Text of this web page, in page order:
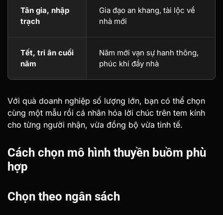
Tân gia, nhập
trạch
Gia đạo an khang, tài lộc về
nhà mới
Tết, tri ân cuối
năm
Năm mới vạn sự hanh thông,
phúc khí đầy nhà
Với quà doanh nghiệp số lượng lớn, bạn có thể chọn
cùng một mẫu rồi cá nhân hóa lời chúc trên tem kính
cho từng người nhận, vừa đồng bộ vừa tinh tế.
Cách chọn mô hình thuyền buồm phù
hợp
Chọn theo ngân sách